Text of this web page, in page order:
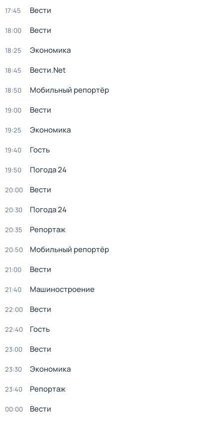
17:45 Вести
18:00 Вести
18:25 Экономика
18:45 Вести.Net
18:50 Мобильный репортёр
19:00 Вести
19:25 Экономика
19:40 Гость
19:50 Погода 24
20:00 Вести
20:30 Погода 24
20:35 Репортаж
20:50 Мобильный репортёр
21:00 Вести
21:40 Машиностроение
22:00 Вести
22:40 Гость
23:00 Вести
23:30 Экономика
23:40 Репортаж
00:00 Вести